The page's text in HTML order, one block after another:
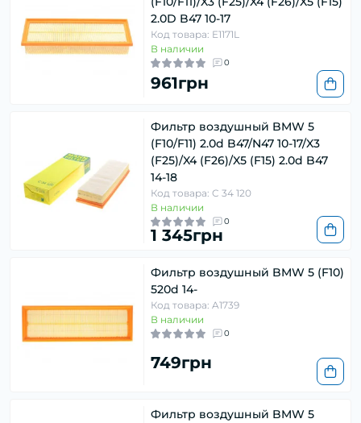
2.0D B47 10-17
Код товара: E1171L
В наличии
0
961грн
Фильтр воздушный BMW 5
(F10/F11) 2.0d B47/N47 10-17/X3
(F25)/X4 (F26)/X5 (F15) 2.0d B47
14-18
Код товара: C 34 120
В наличии
0
1 345грн
Фильтр воздушный BMW 5 (F10)
520d 14-
Код товара: A1739
В наличии
0
749грн
Фильтр воздушный BMW 5